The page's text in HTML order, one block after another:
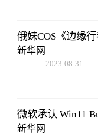
俄妹COS《边缘
新华网
2023-08-31
微软承认 Win11
新华网